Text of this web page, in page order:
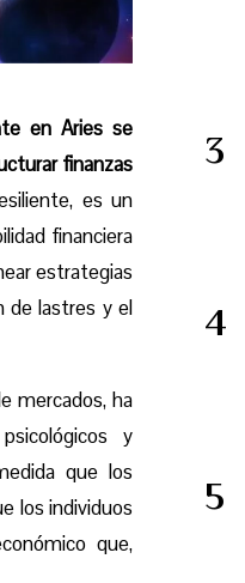
en Aries se
finanzas
es un
financiera
estrategias
de lastres y el
mercados, ha
y
que los
los individuos
que,